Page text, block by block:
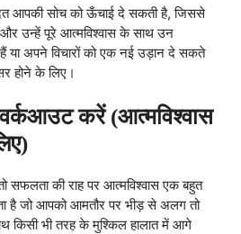
आपकी सोच को ऊँचाई दे सकती है, जिससे
उन्हें पूरे आत्मविश्वास के साथ उन
अपने विचारों को एक नई उड़ान दे सकते
होने के लिए।
करें (आत्मविश्वास
सफलता की राह पर आत्मविश्वास एक बहुत
है जो आपको आमतौर पर भीड़ से अलग तो
किसी भी तरह के मुश्किल हालात में आगे